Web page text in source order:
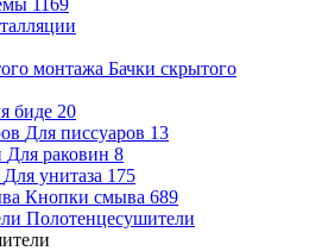
1169
Бачки скрытого
биде 20
Для писсуаров 13
Для раковин 8
Для унитаза 175
Кнопки смыва 689
Полотенцесушители